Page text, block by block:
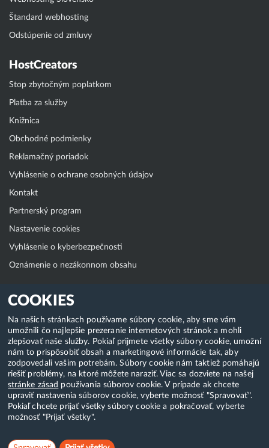
COOKIES
Na našich stránkach používame súbory cookie, aby sme vám
umožnili čo najlepšie prezeranie internetových stránok a mohli
zlepšovať naše služby. Pokiaľ prijmete všetky súbory cookie, umožní
nám to prispôsobiť obsah a marketingové informácie tak, aby
zodpovedali vašim potrebám. Súbory cookie nám taktiež pomáhajú
riešiť problémy, na ktoré môžete naraziť. Viac sa dozviete na našej
stránke zásad používania súborov cookie. V prípade ak chcete
upraviť nastavenia súborov cookie, vyberte možnosť "Spravovať".
Pokiaľ chcete prijať všetky súbory cookie a pokračovať, vyberte
možnosť "Prijať všetky".
Štandard webhosting
Odstúpenie od zmluvy
HostCreators
Stop zbytočným poplatkom
Platba za služby
Knižnica
Obchodné podmienky
Reklamačný poriadok
Vyhlásenie o ochrane osobných údajov
Kontakt
Partnerský program
Nastavenie cookies
Vyhlásenie o kyberbezpečnosti
Oznámenie o nezákonnom obsahu
Klientská zóna
WebAdmin
WebMail
Zmena hesla (E-mail, FTP, SSH)
Webhosting
Domény
Copyright & 2018-2026 HostCreators. Všetky práva vyhradené